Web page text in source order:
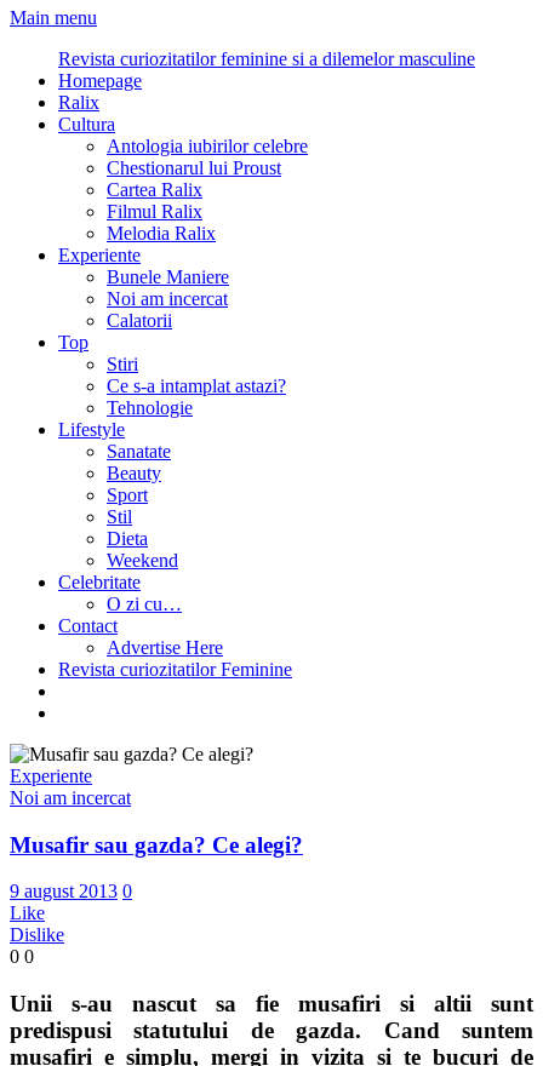
Main menu
Revista curiozitatilor feminine si a dilemelor masculine
Homepage
Ralix
Cultura
Antologia iubirilor celebre
Chestionarul lui Proust
Cartea Ralix
Filmul Ralix
Melodia Ralix
Experiente
Bunele Maniere
Noi am incercat
Calatorii
Top
Stiri
Ce s-a intamplat astazi?
Tehnologie
Lifestyle
Sanatate
Beauty
Sport
Stil
Dieta
Weekend
Celebritate
O zi cu…
Contact
Advertise Here
Revista curiozitatilor Feminine
Experiente
Noi am incercat
Musafir sau gazda? Ce alegi?
9 august 2013 0
Like
Dislike
0 0
Unii s-au nascut sa fie musafiri si altii sunt
predispusi statutului de gazda. Cand suntem
musafiri e simplu, mergi in vizita si te bucuri de